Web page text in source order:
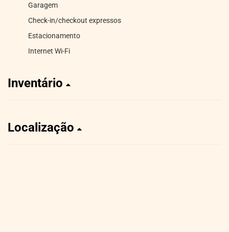
Garagem
Check-in/checkout expressos
Estacionamento
Internet Wi-Fi
Inventário
Localização